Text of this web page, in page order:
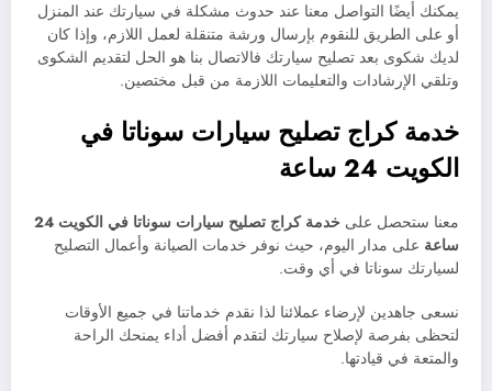
يمكنك أيضًا التواصل معنا عند حدوث مشكلة في سيارتك عند المنزل
أو على الطريق للنقوم بإرسال ورشة متنقلة لعمل اللازم، وإذا كان
لديك شكوى بعد تصليح سيارتك فالاتصال بنا هو الحل لتقديم الشكوى
وتلقي الإرشادات والتعليمات اللازمة من قبل مختصين.
خدمة كراج تصليح سيارات سوناتا في
الكويت 24 ساعة
معنا ستحصل على خدمةكراج تصليح سيارات
سوناتا في الكويت 24
ساعة على مدار اليوم، حيث نوفر خدمات الصيانة وأعمال التصليح
لسيارتك سوناتا في أي وقت.
نسعى جاهدين لإرضاء عملائنا لذا نقدم خدماتنا في جميع الأوقات
لتحظى بفرصة لإصلاح سيارتك لتقدم أفضل أداء يمنحك الراحة
والمتعة في قيادتها.